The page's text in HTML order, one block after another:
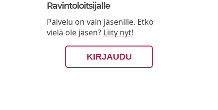
Ravintoloitsijalle
Palvelu on vain jäsenille. Etkö
vielä ole jäsen? Liity nyt!
KIRJAUDU